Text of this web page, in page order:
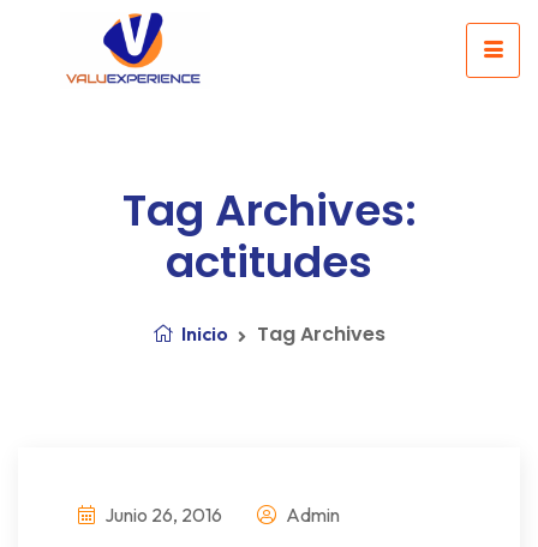
Tag Archives:
actitudes
Inicio Tag Archives
Junio 26, 2016 Admin